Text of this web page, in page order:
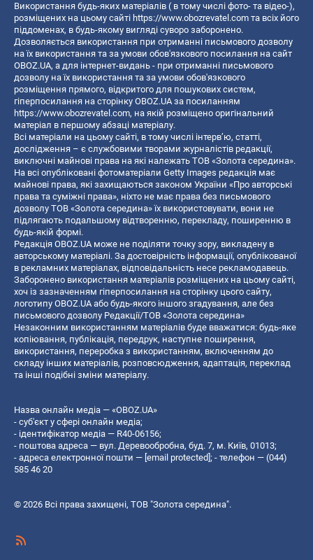
Використання будь-яких матеріалів ( в тому числі фото- та відео-),
розміщених на цьому сайті https://www.obozrevatel.com та всіх його
піддоменах, в будь-якому вигляді суворо заборонено.
Дозволяється використання при отриманні письмового дозволу
на їх використання та за умови обов'язкового посилання на сайт
OBOZ.UA, а для інтернет-видань - при отриманні письмового
дозволу на їх використання та за умови обов'язкового
розміщення прямого, відкритого для пошукових систем,
гіперпосилання на сторінку OBOZ.UA за посиланням
https://www.obozrevatel.com, на якій розміщено оригінальний
матеріал в першому абзаці матеріалу.
Всі матеріали на цьому сайті, в тому числі інтерв’ю, статті,
дослідження – є службовими творами журналістів редакції,
виключні майнові права на які належать ТОВ «Золота середина».
На всі опубліковані фотоматеріали Getty Images редакція має
майнові права, які захищаються законом України «Про авторські
права та суміжні права», ніхто не має права без письмового
дозволу ТОВ «Золота середина» їх використовувати, вони не
підлягають подальшому відтворенню, перекладу, поширенню в
будь-якій формі.
Редакція OBOZ.UA може не поділяти точку зору, викладену в
авторському матеріалі. За достовірність інформації, опублікованої
в рекламних матеріалах, відповідальність несе рекламодавець.
Заборонено використання матеріалів розміщених на цьому сайті,
хоч із зазначенням гіперпосилання на сторінку цього сайту,
логотипу OBOZ.UA або будь-якого іншого згадування, але без
письмового дозволу Редакції/ТОВ «Золота середина»
Незаконним використанням матеріалів буде вважатися: будь-яке
копiювання, публiкацiя, передрук, наступне поширення,
використання, переробка з використанням, включенням до
складу інших матеріалів, розповсюдження, адаптація, переклад
та інші подібні зміни матеріалу.
Назва онлайн медіа — «OBOZ.UA»
- суб'єкт у сфері онлайн медіа;
- ідентифікатор медіа — R40-06156;
- поштова адреса — вул. Деревообробна, буд. 7, м. Київ, 01013;
- адреса електронної пошти — [email protected] ; - телефон — (044)
585 46 20
© 2026 Всі права захищені, ТОВ "Золота середина".